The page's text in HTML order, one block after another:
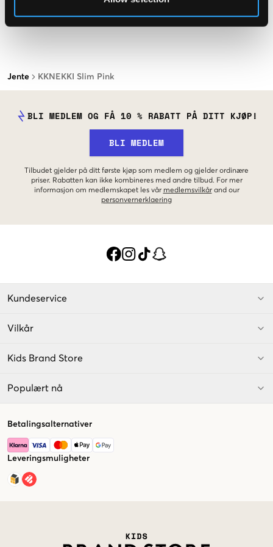
Jente KKNEKKI Slim Pink
BLI MEDLEM OG FÅ 10 % RABATT PÅ DITT KJØP!
BLI MEDLEM
Tilbudet gjelder på ditt første kjøp som medlem og gjelder ordinære
priser. Rabatten kan ikke kombineres med andre tilbud. For mer
informasjon om medlemskapet les vår medlemsvilkår and our
personvernerklaering
Kundeservice
Vilkår
Kids Brand Store
Populært nå
Betalingsalternativer
Leveringsmuligheter